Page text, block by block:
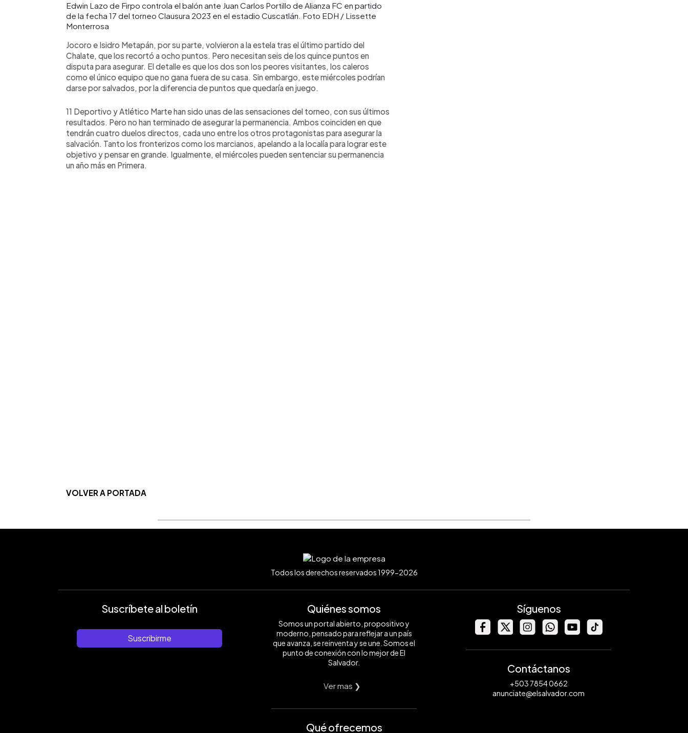
Edwin Lazo de Firpo controla el balón ante Juan Carlos Portillo de Alianza FC en partido
de la fecha 17 del torneo Clausura 2023 en el estadio Cuscatlán. Foto EDH / Lissette
Monterrosa
Jocoro e Isidro Metapán, por su parte, volvieron a la estela tras el último partido del
Chalate, que los recortó a ocho puntos. Pero necesitan seis de los quince puntos en
disputa para asegurar. El detalle es que los dos son los peores visitantes, los caleros
como el único equipo que no gana fuera de su casa. Sin embargo, este miércoles podrían
darse por salvados, por la diferencia de puntos que quedaría en juego.
11 Deportivo y Atlético Marte han sido unas de las sensaciones del torneo, con sus últimos
resultados. Pero no han terminado de asegurar la permanencia. Ambos coinciden en que
tendrán cuatro duelos directos, cada uno entre los otros protagonistas para asegurar la
salvación. Tanto los fronterizos como los marcianos, apelando a la localía para lograr este
objetivo y pensar en grande. Igualmente, el miércoles pueden sentenciar su permanencia
un año más en Primera.
VOLVER A PORTADA
Todos los derechos reservados 1999-2026
Suscríbete al boletín
Suscribirme
Quiénes somos
Somos un portal abierto, propositivo y
moderno, pensado para reflejar a un país
que avanza, se reinventa y se une. Somos el
punto de conexión con lo mejor de El
Salvador.
Ver mas ❯
Qué ofrecemos
Síguenos
Contáctanos
+503 7854 0662
anunciate@elsalvador.com